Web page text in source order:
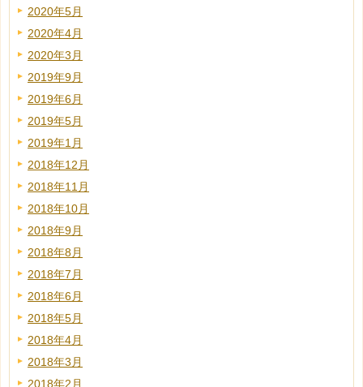
2020年5月
2020年4月
2020年3月
2019年9月
2019年6月
2019年5月
2019年1月
2018年12月
2018年11月
2018年10月
2018年9月
2018年8月
2018年7月
2018年6月
2018年5月
2018年4月
2018年3月
2018年2月